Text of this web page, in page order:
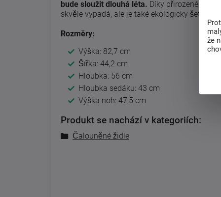
bude sloužit dlouhá léta. Díky přirozené
skvěle vypadá, ale je také ekologicky šetrná a
Rozměry:
Výška: 82,7 cm
Šířka: 44,2 cm
Hloubka: 56 cm
Hloubka sedáku: 43 cm
Výška noh: 47,5 cm
Produkt se nachází v kategoriích:
Čalouněné židle
že